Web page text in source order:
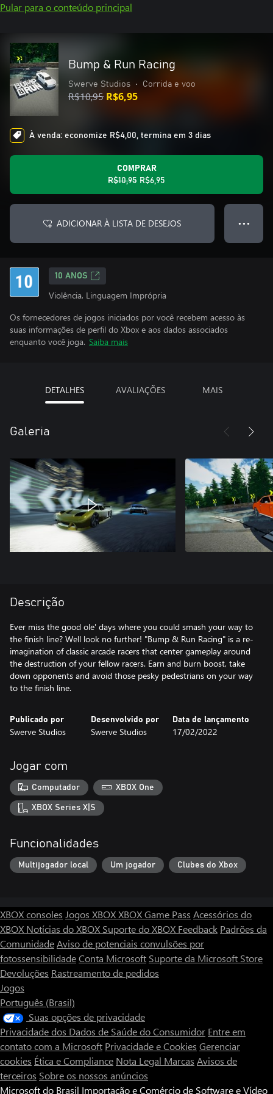
Pular para o conteúdo principal
Bump & Run Racing
Swerve Studios • Corrida e voo
R$10,95 R$6,95
À venda: economize R$4,00, termina em 3 dias
COMPRAR
R$10,95 R$6,95
ADICIONAR À LISTA DE DESEJOS ● ● ●
10 ANOS
Violência, Linguagem Imprópria
Os fornecedores de jogos iniciados por você recebem acesso às
suas informações de perfil do Xbox e aos dados associados
enquanto você joga. Saiba mais
DETALHES AVALIAÇÕES MAIS
Galeria
Descrição
Ever miss the good ole' days where you could smash your way to
the finish line? Well look no further! "Bump & Run Racing" is a re-
imagination of classic arcade racers that center gameplay around
the destruction of your fellow racers. Earn and burn boost, take
down opponents and avoid those pesky pedestrians on your way
Publicado por
Swerve Studios
Desenvolvido por
Swerve Studios
Data de lançamento
17/02/2022
Jogar com
Computador XBOX One
XBOX Series X|S
Funcionalidades
Multijogador local Um jogador Clubes do Xbox
XBOX consoles Jogos XBOXXBOX Game Pass Acessórios do
XBOX Notícias do XBOX Suporte do XBOX Feedback Padrões da
ComunidadeAviso de potenciais convulsões por
fotossensibilidadeConta Microsoft Suporte da Microsoft Store
Devoluções Rastreamento de pedidos
Jogos
Português (Brasil)
Suas opções de privacidade
Privacidade dos Dados de Saúde do Consumidor Entre em
contato com a Microsoft Privacidade e Cookies Gerenciar
cookies Ética e Compliance Nota Legal Marcas Avisos de
terceiros Sobre os nossos anúncios
Microsoft do Brasil Importação e Comércio de Software e Vídeo